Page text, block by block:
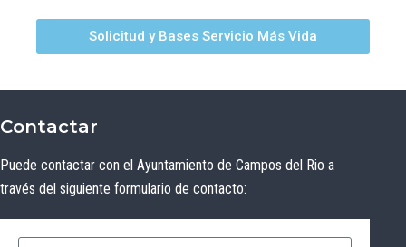
Solicitud y Bases Servicio Más Vida
Contactar
Puede contactar con el Ayuntamiento de Campos del Rio a
través del siguiente formulario de contacto: